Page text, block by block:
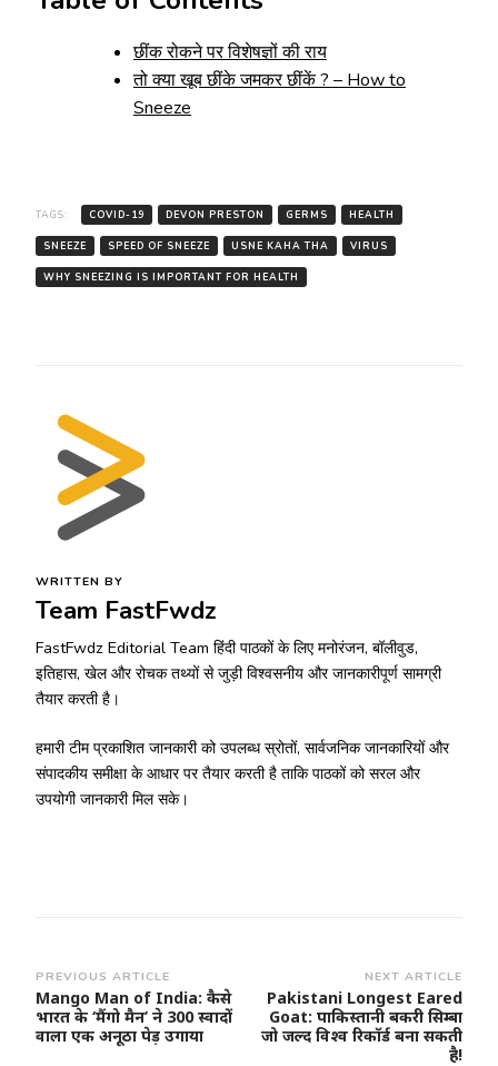
छींक रोकने पर विशेषज्ञों की राय
तो क्या खूब छींके जमकर छींकें ? – How to
Sneeze
TAGS: COVID-19 DEVON PRESTON GERMS HEALTH
SNEEZE SPEED OF SNEEZE USNE KAHA THA VIRUS
WHY SNEEZING IS IMPORTANT FOR HEALTH
WRITTEN BY
Team FastFwdz
FastFwdz Editorial Team हिंदी पाठकों के लिए मनोरंजन, बॉलीवुड,
इतिहास, खेल और रोचक तथ्यों से जुड़ी विश्वसनीय और जानकारीपूर्ण सामग्री
तैयार करती है।
हमारी टीम प्रकाशित जानकारी को उपलब्ध स्रोतों, सार्वजनिक जानकारियों और
संपादकीय समीक्षा के आधार पर तैयार करती है ताकि पाठकों को सरल और
उपयोगी जानकारी मिल सके।
Post
Navigation
PREVIOUS ARTICLE
Mango Man of India: कैसे
भारत के ‘मैंगो मैन’ ने 300 स्वादों
वाला एक अनूठा पेड़ उगाया
NEXT ARTICLE
Pakistani Longest Eared
Goat: पाकिस्तानी बकरी सिम्बा
जो जल्द विश्व रिकॉर्ड बना सकती
है!